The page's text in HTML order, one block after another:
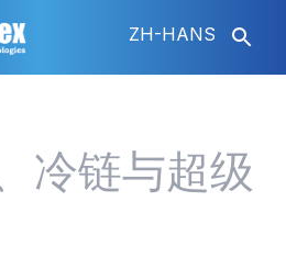
ZH-HANS
冷链与超级